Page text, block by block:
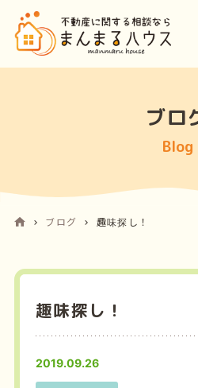
ブロ
Blog
ブログ 趣味探し！
趣味探し！
2019.09.26